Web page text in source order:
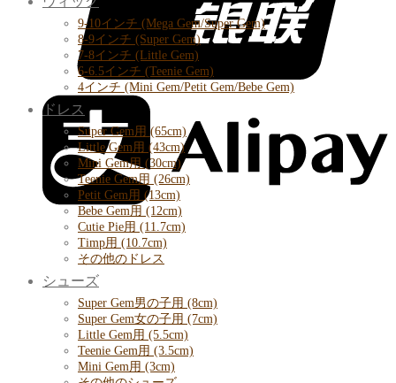
9-10インチ (Mega Gem/Super Gem)
8-9インチ (Super Gem)
7-8インチ (Little Gem)
6-6.5インチ (Teenie Gem)
4インチ (Mini Gem/Petit Gem/Bebe Gem)
ドレス
Super Gem用 (65cm)
Little Gem用 (43cm)
Mini Gem用 (30cm)
Teenie Gem用 (26cm)
Petit Gem用 (13cm)
Bebe Gem用 (12cm)
Cutie Pie用 (11.7cm)
Timp用 (10.7cm)
その他のドレス
シューズ
Super Gem男の子用 (8cm)
Super Gem女の子用 (7cm)
Little Gem用 (5.5cm)
Teenie Gem用 (3.5cm)
Mini Gem用 (3cm)